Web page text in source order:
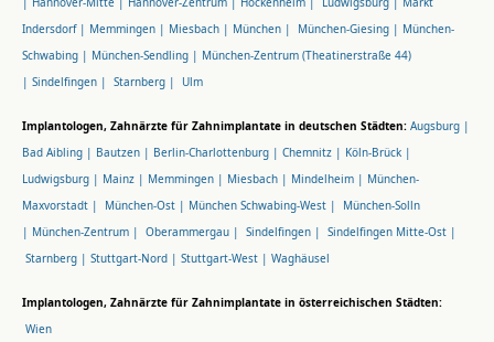
Indersdorf | Memmingen | Miesbach | München | München-Giesing | München-
Schwabing | München-Sendling | München-Zentrum (Theatinerstraße 44)
| Sindelfingen | Starnberg | Ulm
Implantologen, Zahnärzte für Zahnimplantate in deutschen Städten: Augsburg |
Bad Aibling | Bautzen | Berlin-Charlottenburg | Chemnitz | Köln-Brück |
Ludwigsburg | Mainz | Memmingen | Miesbach | Mindelheim | München-
Maxvorstadt |
München-Ost | München Schwabing-West |
München-Solln
| München-Zentrum | Oberammergau | Sindelfingen | Sindelfingen Mitte-Ost |
Starnberg | Stuttgart-Nord | Stuttgart-West | Waghäusel
Implantologen, Zahnärzte für Zahnimplantate in österreichischen Städten:
Wien